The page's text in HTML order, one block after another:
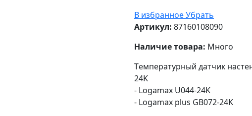
В избранноеУбрать
Артикул: 87160108090
Наличие товара: Много
Tемпературный датчик
24K
- Logamax U044-24K
- Logamax plus GB072-24K